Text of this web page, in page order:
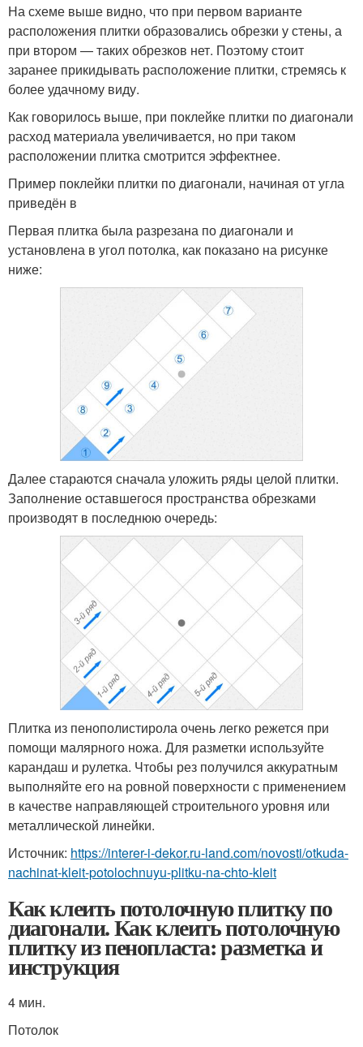
На схеме выше видно, что при первом варианте
расположения плитки образовались обрезки у стены, а
при втором — таких обрезков нет. Поэтому стоит
заранее прикидывать расположение плитки, стремясь к
более удачному виду.
Как говорилось выше, при поклейке плитки по диагонали
расход материала увеличивается, но при таком
расположении плитка смотрится эффектнее.
Пример поклейки плитки по диагонали, начиная от угла
приведён в
Первая плитка была разрезана по диагонали и
установлена в угол потолка, как показано на рисунке
ниже:
Далее стараются сначала уложить ряды целой плитки.
Заполнение оставшегося пространства обрезками
производят в последнюю очередь:
Плитка из пенополистирола очень легко режется при
помощи малярного ножа. Для разметки используйте
карандаш и рулетка. Чтобы рез получился аккуратным
выполняйте его на ровной поверхности с применением
в качестве направляющей строительного уровня или
металлической линейки.
Источник: https://interer-i-dekor.ru-land.com/novosti/otkuda-
nachinat-kleit-potolochnuyu-plitku-na-chto-kleit
Как клеить потолочную плитку по
диагонали. Как клеить потолочную
плитку из пенопласта: разметка и
инструкция
4 мин.
Потолок